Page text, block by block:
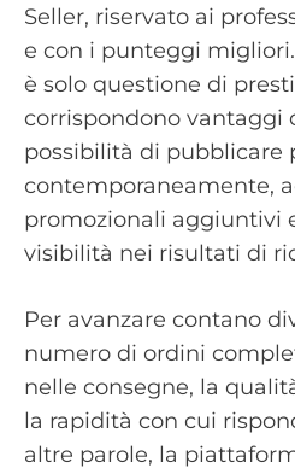
Seller, riservato ai
e con i punteggi
è solo questione di
corrispondono vantaggi
possibilità di pubblicare
contemporaneamente,
promozionali aggiuntivi
visibilità nei risultati di
Per avanzare contano
numero di ordini
nelle consegne, la
la rapidità con cui
altre parole, la